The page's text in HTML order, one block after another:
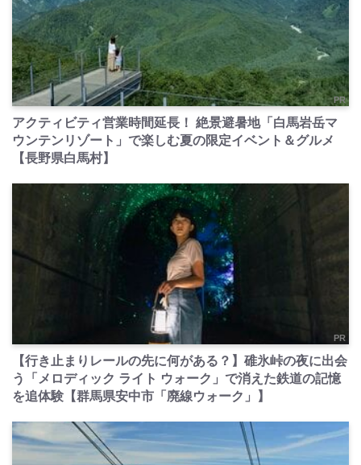
PR
アクティビティ営業時間延長！ 絶景避暑地「白馬岩岳マ
ウンテンリゾート」で楽しむ夏の限定イベント＆グルメ
【長野県白馬村】
PR
【行き止まりレールの先に何がある？】碓氷峠の夜に出会
う「メロディック ライト ウォーク」で消えた鉄道の記憶
を追体験【群馬県安中市「廃線ウォーク」】